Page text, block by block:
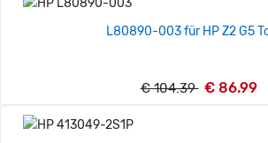
L80890-003 für HP Z2 G5
€ 104.39 € 86.99